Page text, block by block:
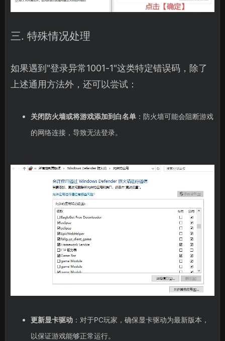
三. 特殊情况处理
如果遇到"登录异常1001-1"这类特定错误码，除了
上述通用方法外，还可以尝试：
关闭防火墙或将游戏添加到白名单：防火墙可能会阻断游戏
的网络连接，导致无法登录。
更新显卡驱动：对于PC玩家，确保显卡驱动为最新版本，
以保证游戏能够正常运行。